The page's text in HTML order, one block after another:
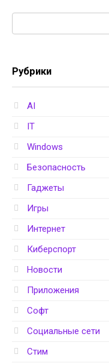
Рубрики
AI
IT
Windows
Безопасность
Гаджеты
Игры
Интернет
Киберспорт
Новости
Приложения
Софт
Социальные сети
Стим